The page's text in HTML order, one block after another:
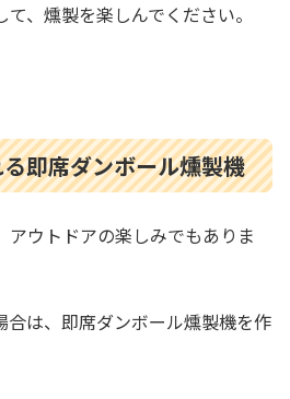
、燻製を楽しんでください。
即席ダンボール燻製機
ウトドアの楽しみでもありま
合は、即席ダンボール燻製機を作